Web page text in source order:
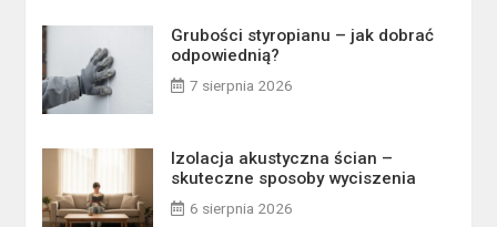
Grubości styropianu – jak dobrać
odpowiednią?
7 sierpnia 2026
Izolacja akustyczna ścian –
skuteczne sposoby wyciszenia
6 sierpnia 2026